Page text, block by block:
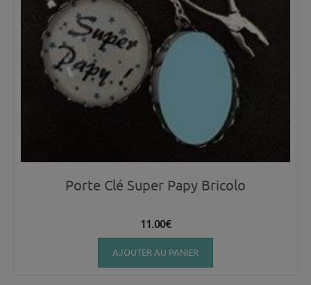
Porte Clé Super Papy Bricolo
11.00€
AJOUTER AU PANIER